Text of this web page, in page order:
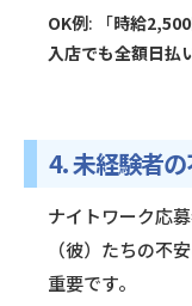
OK例: 「時給
入店でも全額日払
4. 未経験者
ナイトワーク応
（彼）たちの不
重要です。